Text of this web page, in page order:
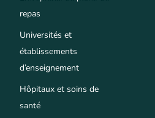
repas
Universités et
établissements
d’enseignement
Hôpitaux et soins de
santé